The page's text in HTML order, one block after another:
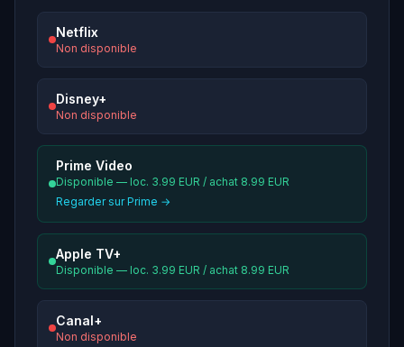
Netflix
Non disponible
Disney+
Non disponible
Prime Video
Disponible — loc. 3.99 EUR / achat 8.99 EUR
Regarder sur Prime →
Apple TV+
Disponible — loc. 3.99 EUR / achat 8.99 EUR
Canal+
Non disponible